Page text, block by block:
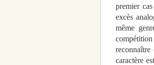
premier
excès
même
caractère